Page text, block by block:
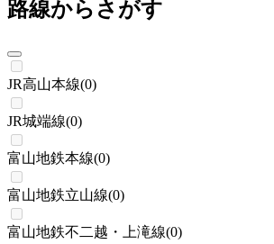
路線からさがす
JR高山本線(0)
JR城端線(0)
富山地鉄本線(0)
富山地鉄立山線(0)
富山地鉄不二越・上滝線(0)